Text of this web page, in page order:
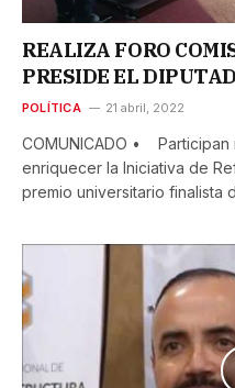
REALIZA FORO
PRESIDE EL
POLÍTICA 21 abril, 2022
COMUNICADO •
enriquecer la Iniciativa de
premio universitario finalista